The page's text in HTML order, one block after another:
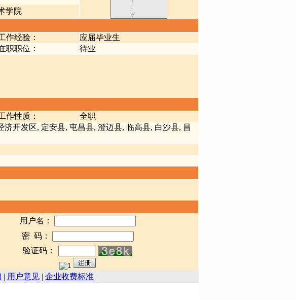
学院
作经验：
应届毕业生
职职位： 待业
作性质：
全职
开发区, 定安县, 屯昌县, 澄迈县, 临高县, 白沙县, 昌
用户名：
密 码：
验证码：
| 用户意见 | 企业收费标准